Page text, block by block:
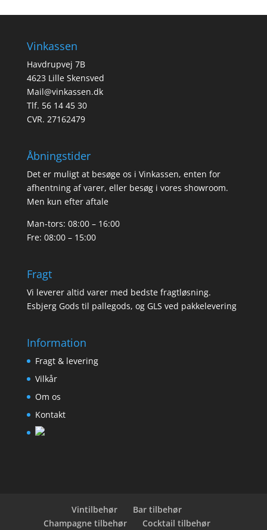
Vinkassen
Havdrupvej 7B
4623 Lille Skensved
Mail@vinkassen.dk
Tlf. 56 14 45 30
CVR. 27162479
Åbningstider
Det er muligt at besøge os i Vinkassen, enten for
afhentning af varer, eller besøg i vores showroom.
Men kun efter aftale
Man-tors: 08:00 – 16:00
Fre: 08:00 – 15:00
Fragt
Vi leverer altid varer med bedste fragtløsning.
Esbjerg Gods til pallegods, og GLS ved pakkelevering
Information
Fragt & levering
Vilkår
Om os
Kontakt
Vintilbehør
Bar tilbehør
Champagne tilbehør
Cocktail tilbehør